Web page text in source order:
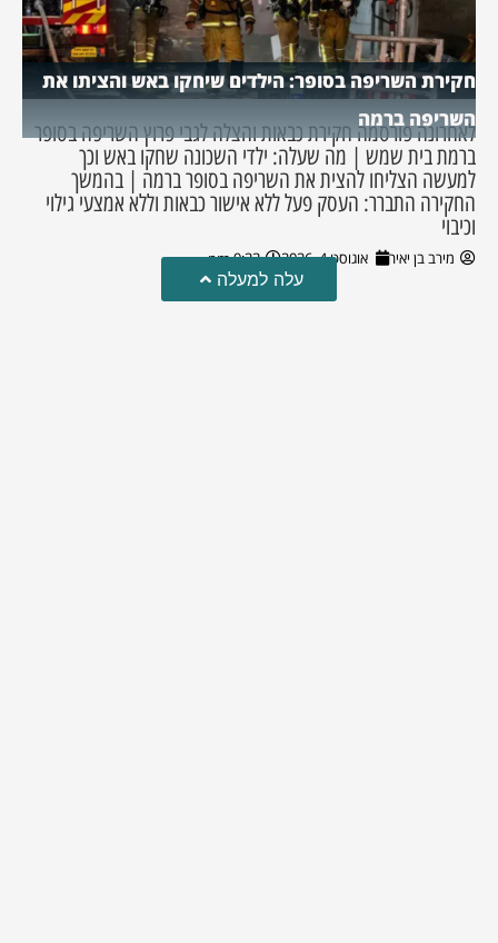
חקירת השריפה בסופר: הילדים שיחקו באש והציתו את
השריפה ברמה
לאחרונה פורסמה חקירת כבאות והצלה לגבי פרוץ השריפה בסופר
ברמת בית שמש | מה שעלה: ילדי השכונה שחקו באש וכך
למעשה הצליחו להצית את השריפה בסופר ברמה | בהמשך
החקירה התברר: העסק פעל ללא אישור כבאות וללא אמצעי גילוי
וכיבוי
מירב בן יאיר אוגוסט 4, 2026 9:33 pm
עלה למעלה